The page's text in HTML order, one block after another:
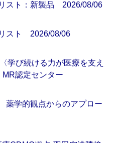
スト：新製品 2026/08/06
スト 2026/08/06
学び続ける力が医療を支え
認定センター
薬学的観点からのアプロー